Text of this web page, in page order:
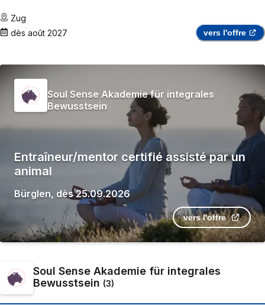
Zug
dès août 2027 vers l'offre
Soul Sense Akademie für integrales
Bewusstsein
Entraîneur/mentor certifié assisté par un
animal
Bürglen, dès 25.09.2026
vers l'offre
Soul Sense Akademie für integrales
Bewusstsein (3)